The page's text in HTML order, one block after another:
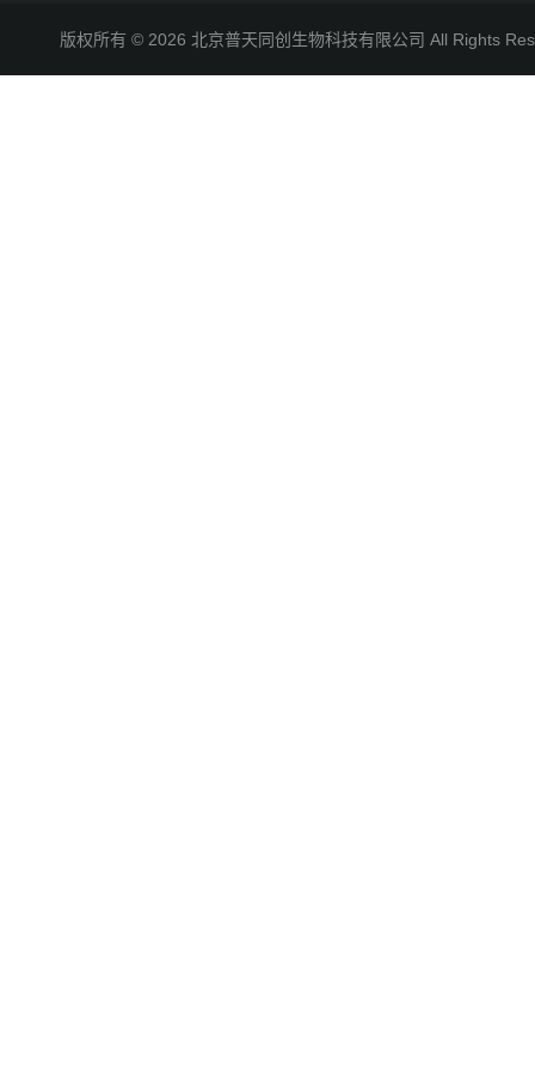
版权所有 © 2026 北京普天同创生物科技有限公司 All Rights